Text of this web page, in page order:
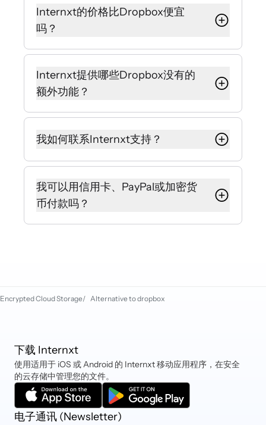
队，都无法看到您的数据。
合严格的欧洲GDPR隐私法规。
与总部位于美国且可能受到监控法律
保了更高的隐私标准。
Internxt的价格比Dropbox便宜
吗？
是的，通过我们的独家折扣，Internxt
计划比Dropbox更实惠，同时免费包
含额外的注重隐私的功能。
Internxt提供哪些Dropbox没有的
额外功能？
Internxt包含内置VPN、杀毒软件、
设备清理器、暗网监控和私人电子邮
件（Mail）等功能。
这些工具添加了Dropbox无法提供的
额外安全和隐私层。
我如何联系Internxt支持？
如果您需要帮助，可以通过发送电子
邮件至hello@internxt.com或使用我
们网站上的实时聊天联系我们的客户
成功团队。
我可以用信用卡、PayPal或加密货
币付款吗？
Encrypted Cloud Storage/ Alternative to dropbox
下载 Internxt
使用适用于 iOS 或 Android 的 Internxt 移动应用程序，在安全
的云存储中管理您的文件。
电子通讯 (Newsletter)